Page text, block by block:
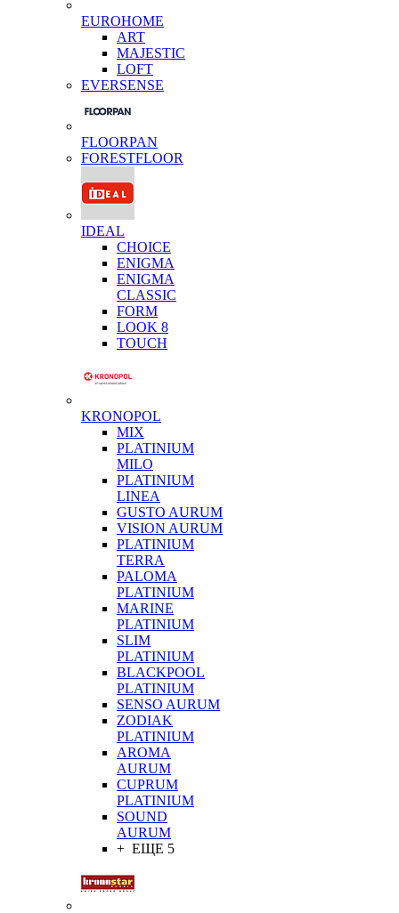
EUROHOME
ART
MAJESTIC
LOFT
EVERSENSE
FLOORPAN
FORESTFLOOR
IDEAL
CHOICE
ENIGMA
ENIGMA
CLASSIC
FORM
LOOK 8
TOUCH
KRONOPOL
MIX
PLATINIUM
MILO
PLATINIUM
LINEA
GUSTO AURUM
VISION AURUM
PLATINIUM
TERRA
PALOMA
PLATINIUM
MARINE
PLATINIUM
SLIM
PLATINIUM
BLACKPOOL
PLATINIUM
SENSO AURUM
ZODIAK
PLATINIUM
AROMA
AURUM
CUPRUM
PLATINIUM
SOUND
AURUM
+ ЕЩЕ 5